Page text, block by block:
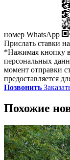
номер WhatsApp
Прислать ставки
*Нажимая кнопку
персональных
момент отправки
предоставляется
Позвонить
Похожие